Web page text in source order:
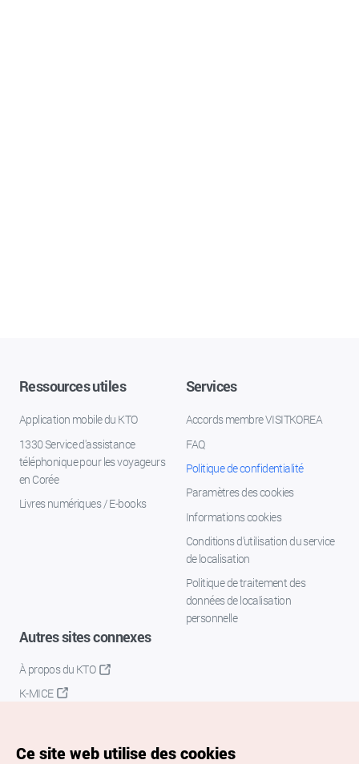
Ressources utiles
Application mobile du KTO
1330 Service d'assistance
téléphonique pour les voyageurs
en Corée
Livres numériques / E-books
Services
Accords membre VISITKOREA
FAQ
Politique de confidentialité
Paramètres des cookies
Informations cookies
Conditions d’utilisation du service
de localisation
Politique de traitement des
données de localisation
personnelle
Autres sites connexes
À propos du KTO
K-MICE
Ce site web utilise des cookies